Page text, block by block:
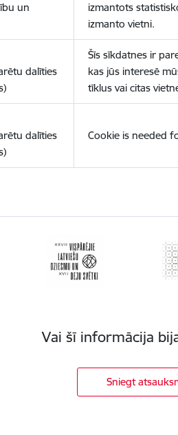
un
izmantots
izmanto vietni.
dalīties
Šīs sīkdatnes ir
kas jūs interesē
tīklus vai citas
dalīties
Cookie is needed
Vai šī informācija
Sniegt